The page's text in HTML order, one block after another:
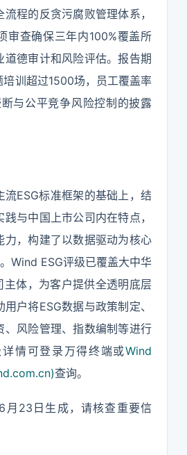
程的反贪污腐败管理体系，
审查确保三年内100%覆盖所
德审计和风险评估。报告期
训超过1500场，员工覆盖率
与公平竞争风险控制的披露
ESG标准框架的基础上，结
与中国上市公司内在特点，
力，构建了以数据驱动为核心
Wind ESG评级已覆盖大中华
体，为客户提供全透明底层
户将ESG数据与政策制定、
、风险管理、指数编制等进行
情可登录万得终端或Wind
查询。
月23日生成，请核查重要信